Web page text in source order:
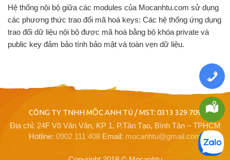
Hệ thống nội bộ giữa các modules của Mocanhtu.com sử dụng
các phương thức trao đổi mã hoá keys: Các hệ thống ứng dụng
trao đổi dữ liệu nội bộ được mã hoá bằng bộ khóa private và
public key đảm bảo tính bảo mật và toàn vẹn dữ liệu.
CÔNG TY TNHH MỘC ANH TÚ / MST: 0313 329 709
Địa chỉ: 24F Võ Văn Vân, KP 1, P.Tân Tạo, Bình Tân – TPHCM
Hotline: 0902 111 408 Email: mocanhtu@gmail.com